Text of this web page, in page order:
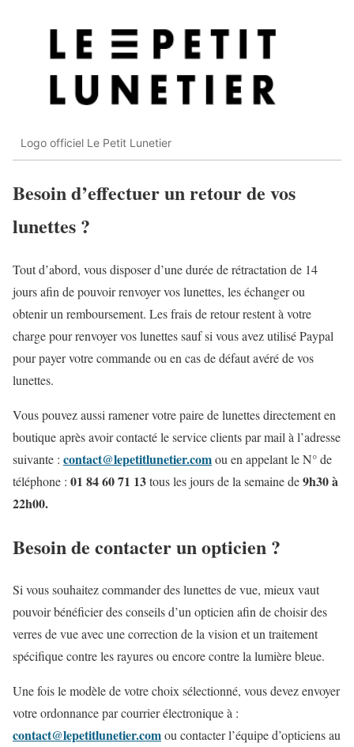
Logo officiel Le Petit Lunetier
Besoin d’effectuer un retour de vos
lunettes ?
Tout d’abord, vous disposer d’une durée de rétractation de 14
jours afin de pouvoir renvoyer vos lunettes, les échanger ou
obtenir un remboursement. Les frais de retour restent à votre
charge pour renvoyer vos lunettes sauf si vous avez utilisé Paypal
pour payer votre commande ou en cas de défaut avéré de vos
lunettes.
Vous pouvez aussi ramener votre paire de lunettes directement en
boutique après avoir contacté le service clients par mail à l’adresse
suivante : contact@lepetitlunetier.comou en appelant le N° de
téléphone : 01 84 60 71 13tous les jours de la semaine de9h30 à
22h00.
Besoin de contacter un opticien ?
Si vous souhaitez commander des lunettes de vue, mieux vaut
pouvoir bénéficier des conseils d’un opticien afin de choisir des
verres de vue avec une correction de la vision et un traitement
spécifique contre les rayures ou encore contre la lumière bleue.
Une fois le modèle de votre choix sélectionné, vous devez envoyer
votre ordonnance par courrier électronique à :
contact@lepetitlunetier.comou contacter l’équipe d’opticiens au